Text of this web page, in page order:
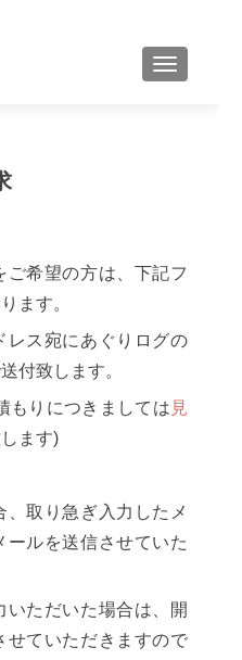
ナビゲー
ご希望の方は、下記フ
ます。
レス宛にあぐりログの
付致します。
もりにつきましては 見
ます)
取り急ぎ入力したメ
ールを送信させていた
ただいた場合は、開
せていただきますので